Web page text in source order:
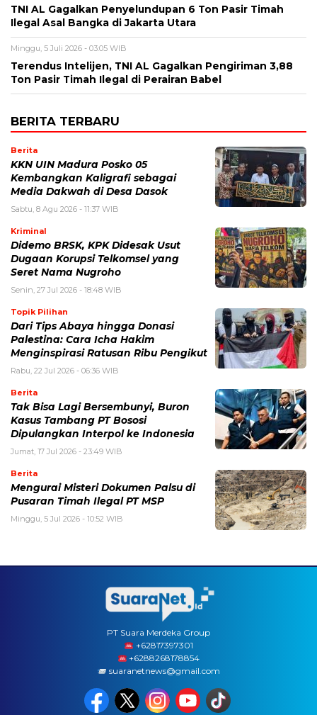
TNI AL Gagalkan Penyelundupan 6 Ton Pasir Timah
Ilegal Asal Bangka di Jakarta Utara
Minggu, 5 Juli 2026 - 03:05 WIB
Terendus Intelijen, TNI AL Gagalkan Pengiriman 3,88
Ton Pasir Timah Ilegal di Perairan Babel
BERITA TERBARU
Berita
KKN UIN Madura Posko 05
Kembangkan Kaligrafi sebagai
Media Dakwah di Desa Dasok
Sabtu, 8 Agu 2026 - 11:37 WIB
Kriminal
Didemo BRSK, KPK Didesak Usut
Dugaan Korupsi Telkomsel yang
Seret Nama Nugroho
Senin, 27 Jul 2026 - 18:48 WIB
Topik Pilihan
Dari Tips Abaya hingga Donasi
Palestina: Cara Icha Hakim
Menginspirasi Ratusan Ribu Pengikut
Rabu, 22 Jul 2026 - 06:36 WIB
Berita
Tak Bisa Lagi Bersembunyi, Buron
Kasus Tambang PT Bososi
Dipulangkan Interpol ke Indonesia
Jumat, 17 Jul 2026 - 23:49 WIB
Berita
Mengurai Misteri Dokumen Palsu di
Pusaran Timah Ilegal PT MSP
Minggu, 5 Jul 2026 - 10:52 WIB
PT Suara Merdeka Group
‪+62817397301
+6288268178854
suaranetnews@gmail.com